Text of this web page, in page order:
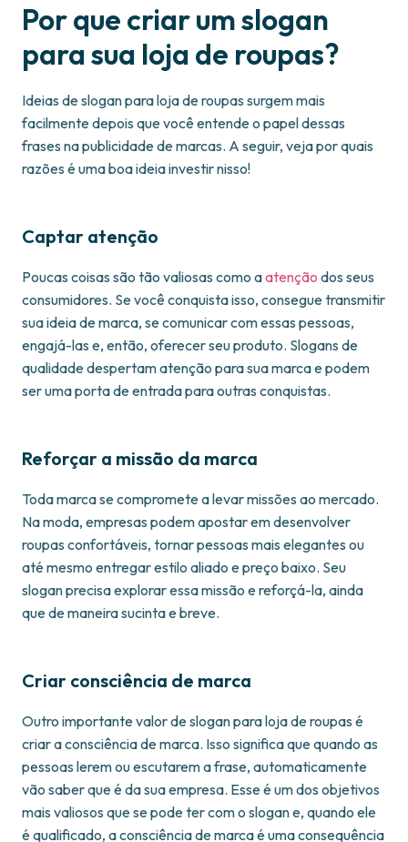
Por que criar um slogan
para sua loja de roupas?
Ideias de slogan para loja de roupas surgem mais
facilmente depois que você entende o papel dessas
frases na publicidade de marcas. A seguir, veja por quais
razões é uma boa ideia investir nisso!
Captar atenção
Poucas coisas são tão valiosas como aatenção dos seus
consumidores. Se você conquista isso, consegue transmitir
sua ideia de marca, se comunicar com essas pessoas,
engajá-las e, então, oferecer seu produto. Slogans de
qualidade despertam atenção para sua marca e podem
ser uma porta de entrada para outras conquistas.
Reforçar a missão da marca
Toda marca se compromete a levar missões ao mercado.
Na moda, empresas podem apostar em desenvolver
roupas confortáveis, tornar pessoas mais elegantes ou
até mesmo entregar estilo aliado e preço baixo. Seu
slogan precisa explorar essa missão e reforçá-la, ainda
que de maneira sucinta e breve.
Criar consciência de marca
Outro importante valor de slogan para loja de roupas é
criar a consciência de marca. Isso significa que quando as
pessoas lerem ou escutarem a frase, automaticamente
vão saber que é da sua empresa. Esse é um dos objetivos
mais valiosos que se pode ter com o slogan e, quando ele
é qualificado, a consciência de marca é uma consequência